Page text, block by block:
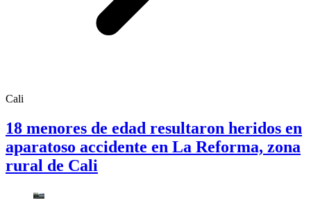
Cali
18 menores de edad resultaron heridos en
aparatoso accidente en La Reforma, zona
rural de Cali